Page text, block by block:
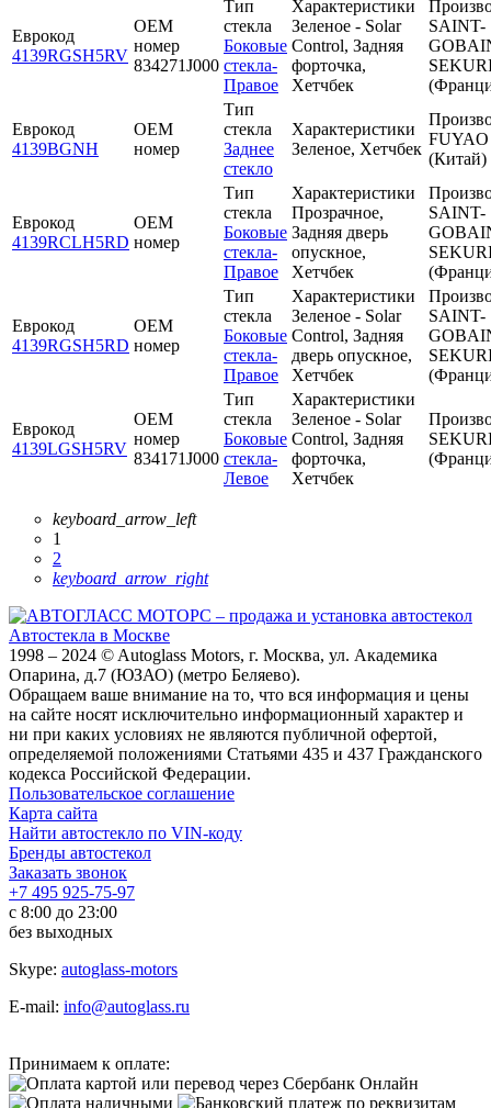
Еврокод
4139RGSH5RV
OEM
номер
834271J000
Тип
стекла
Боковые
стекла-
Правое
Характеристики
Зеленое - Solar
Control, Задняя
форточка,
Хетчбек
SAINT-
Еврокод
4139BGNH
OEM
номер
Тип
стекла
Заднее
стекло
Характеристики
Зеленое, Хетчбек
FUYAO
(Китай)
Еврокод
4139RCLH5RD
OEM
номер
Тип
стекла
Боковые
стекла-
Правое
Характеристики
Прозрачное,
Задняя дверь
опускное,
Хетчбек
SAINT-
Еврокод
4139RGSH5RD
OEM
номер
Тип
стекла
Боковые
стекла-
Правое
Характеристики
Зеленое - Solar
Control, Задняя
дверь опускное,
Хетчбек
SAINT-
Еврокод
4139LGSH5RV
OEM
номер
834171J000
Тип
стекла
Боковые
стекла-
Левое
Характеристики
Зеленое - Solar
Control, Задняя
форточка,
Хетчбек
keyboard_arrow_left
1
2
keyboard_arrow_right
Автостекла в Москве
1998 – 2024 © Autoglass Motors, г. Москва, ул. Академика
Опарина, д.7 (ЮЗАО) (метро Беляево).
Обращаем ваше внимание на то, что вся информация и цены
на сайте носят исключительно информационный характер и
ни при каких условиях не являются публичной офертой,
определяемой положениями Статьями 435 и 437 Гражданского
кодекса Российской Федерации.
Пользовательское соглашение
Карта сайта
Найти автостекло по VIN-коду
Бренды автостекол
Заказать звонок
+7 495 925-75-97
с 8:00 до 23:00
без выходных
Skype: autoglass-motors
E-mail: info@autoglass.ru
Принимаем к оплате: